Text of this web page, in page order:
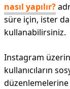
nasıl yapılır?
süre için, ister
kullanabilirsiniz.
Instagram
kullanıcıların
düzenlemelerine